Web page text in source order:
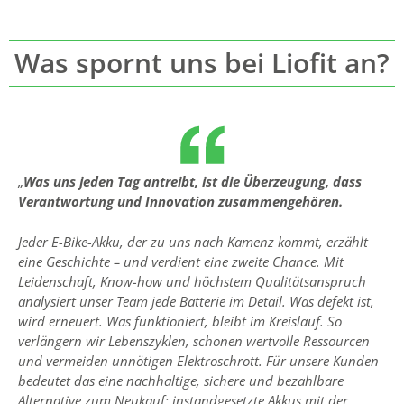
Was spornt uns bei Liofit an?
„Was uns jeden Tag antreibt, ist die Überzeugung, dass
Verantwortung und Innovation zusammengehören.
Jeder E-Bike-Akku, der zu uns nach Kamenz kommt, erzählt
eine Geschichte – und verdient eine zweite Chance. Mit
Leidenschaft, Know-how und höchstem Qualitätsanspruch
analysiert unser Team jede Batterie im Detail. Was defekt ist,
wird erneuert. Was funktioniert, bleibt im Kreislauf. So
verlängern wir Lebenszyklen, schonen wertvolle Ressourcen
und vermeiden unnötigen Elektroschrott. Für unsere Kunden
bedeutet das eine nachhaltige, sichere und bezahlbare
Alternative zum Neukauf: instandgesetzte Akkus mit der